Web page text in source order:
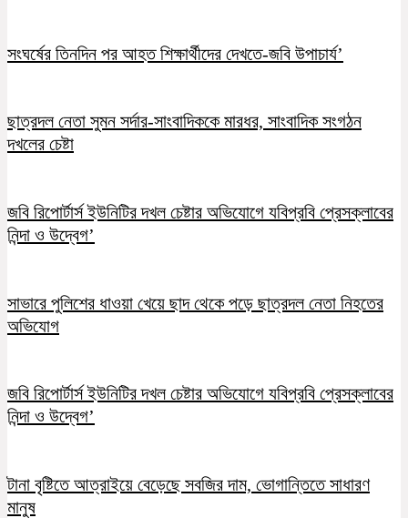
সংঘর্ষের তিনদিন পর আহত শিক্ষার্থীদের দেখতে-জবি উপাচার্য’
ছাত্রদল নেতা সুমন সর্দার-সাংবাদিককে মারধর, সাংবাদিক সংগঠন
দখলের চেষ্টা
জবি রিপোর্টার্স ইউনিটির দখল চেষ্টার অভিযোগে যবিপ্রবি প্রেসক্লাবের
নিন্দা ও উদ্বেগ’
সাভারে পুলিশের ধাওয়া খেয়ে ছাদ থেকে পড়ে ছাত্রদল নেতা নিহতের
অভিযোগ
জবি রিপোর্টার্স ইউনিটির দখল চেষ্টার অভিযোগে যবিপ্রবি প্রেসক্লাবের
নিন্দা ও উদ্বেগ’
টানা বৃষ্টিতে আত্রাইয়ে বেড়েছে সবজির দাম, ভোগান্তিতে সাধারণ
মানুষ